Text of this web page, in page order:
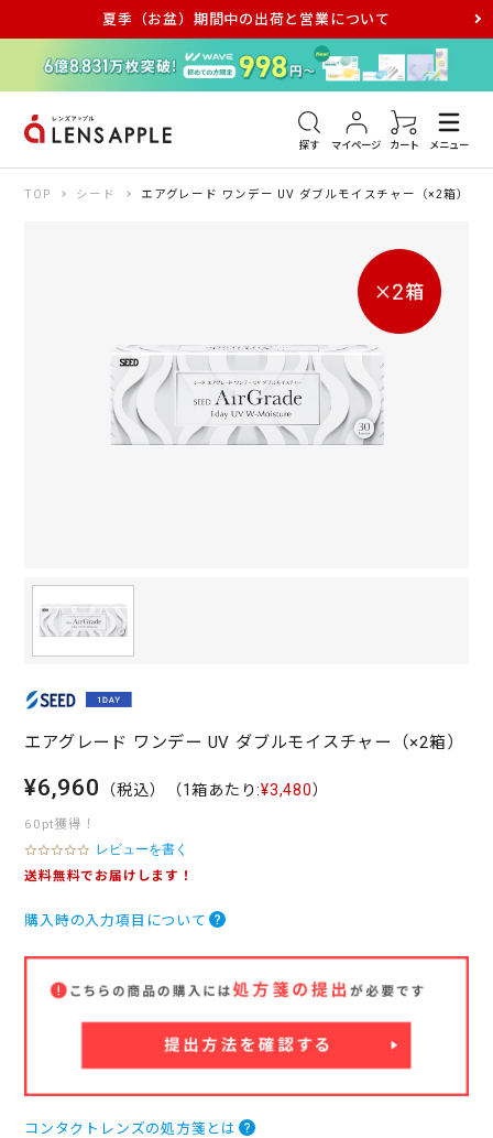
夏季（お盆）期間中の出荷と営業について
探す マイページ カート メニュー
アキュビュー メダリスト メガネ
TOP シード エアグレード ワンデー UV ダブルモイスチャー（×2箱）
エアグレード ワンデー UV ダブルモイスチャー（×2箱）
¥6,960 （税込） （1箱あたり:¥3,480）
60pt獲得！
0
.
t
r
a
t
g
レビューを書く
送料無料でお届けします！
購入時の入力項目について
コンタクトレンズの処方箋とは